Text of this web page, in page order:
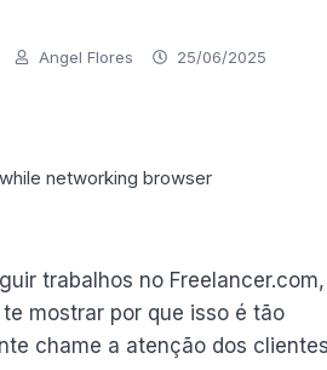
Angel Flores 25/06/2025
trabalhos no
mostrar por que isso é tão
chame a atenção dos